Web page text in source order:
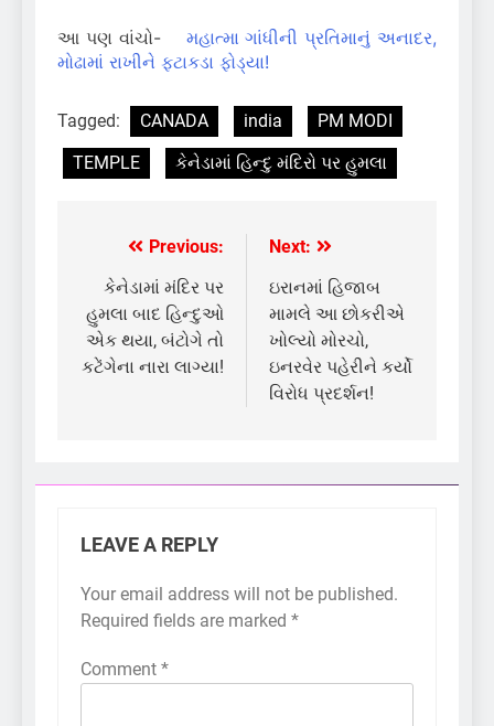
આ પણ વાંચો- મહાત્મા ગાંધીની પ્રતિમાનું અનાદર,
મોઢામાં રાખીને ફટાકડા ફોડ્યા!
Tagged: CANADA india
PM MODI
TEMPLE
કેનેડામાં હિન્દુ મંદિરો પર હુમલા
Post
navigation
Previous:
કેનેડામાં મંદિર પર
હુમલા બાદ હિન્દુઓ
એક થયા, બંટોગે તો
કટેંગેના નારા લાગ્યા!
Next:
ઇરાનમાં હિજાબ
મામલે આ છોકરીએ
ખોલ્યો મોરચો,
ઇનરવેર પહેરીને કર્યો
વિરોધ પ્રદર્શન!
LEAVE A REPLY
Your email address will not be published.
Required fields are marked *
Comment *